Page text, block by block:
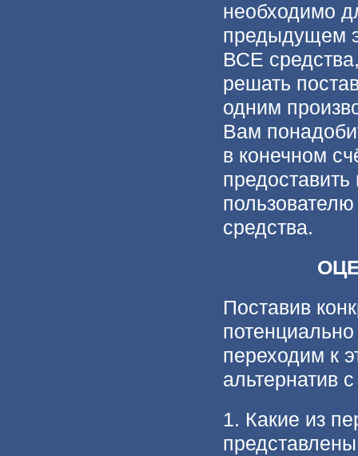
необходимо
предыдущем
ВСЕ
решать
одним
Вам
в конечном
средства.
Поставив
переходим к
альтернатив
1. Какие из